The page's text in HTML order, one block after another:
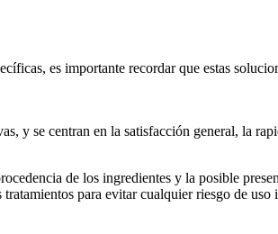
es importante recordar que estas
y se centran en la satisfacción general, la
de los ingredientes y la posible
para evitar cualquier riesgo de